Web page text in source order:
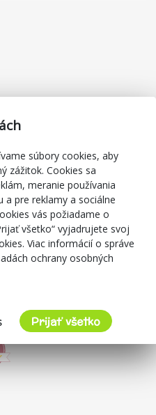
súbory cookies, aby
zážitok. Cookies sa
meranie používania
a pre reklamy a sociálne
vás požiadame o
všetko“ vyjadrujete svoj
Viac informácií o správe
ochrany osobných
Prijať všetko